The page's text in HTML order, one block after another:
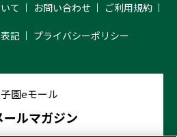
て お問い合わせ ご利用規約
記 プライバシーポリシー
園eモール
ールマガジン